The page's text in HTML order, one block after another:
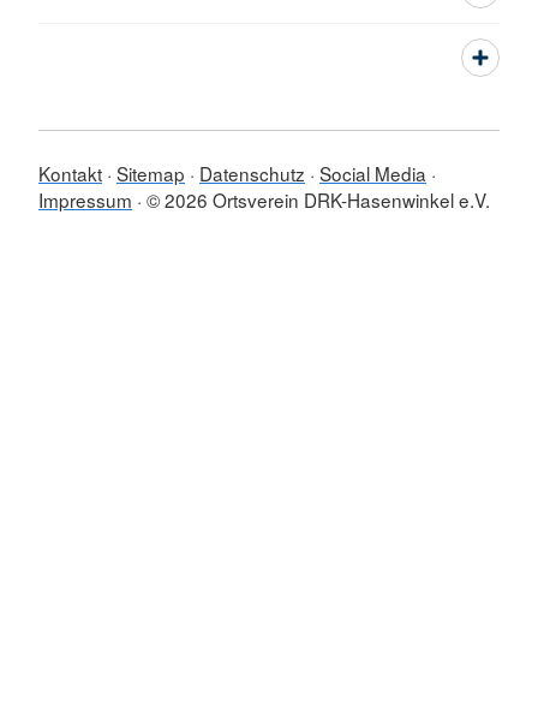
Kontakt Sitemap Datenschutz Social Media
Impressum © 2026 Ortsverein DRK-Hasenwinkel e.V.